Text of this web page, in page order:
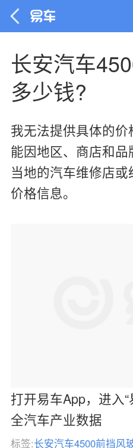
长安汽车
多少钱?
我无法提供具体的
能因地区、商店和
当地的汽车维修店
价格信息。
打开易车App，进入
全汽车产业数据
标签:长安汽车4500前挡风